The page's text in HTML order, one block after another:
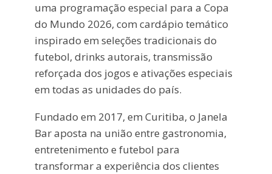
uma programação especial para a Copa
do Mundo 2026, com cardápio temático
inspirado em seleções tradicionais do
futebol, drinks autorais, transmissão
reforçada dos jogos e ativações especiais
em todas as unidades do país.
Fundado em 2017, em Curitiba, o Janela
Bar aposta na união entre gastronomia,
entretenimento e futebol para
transformar a experiência dos clientes